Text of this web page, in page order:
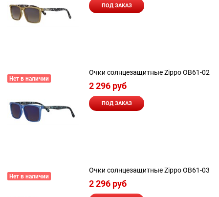
ПОД ЗАКАЗ
Нет в наличии
Очки солнцезащитные Zippo OB61-02
2 296 руб
ПОД ЗАКАЗ
Нет в наличии
Очки солнцезащитные Zippo OB61-03
2 296 руб